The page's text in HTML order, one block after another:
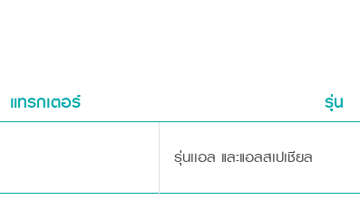
แทรกเตอร์ รุ่น
รุ่นเเอล และแอลสเปเชียล